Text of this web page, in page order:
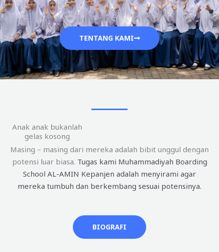
TENTANG KAMI
Anak anak bukanlah
gelas kosong
Masing – masing dari mereka adalah bibit unggul dengan
potensi luar biasa. Tugas kami Muhammadiyah Boarding
School AL-AMIN Kepanjen adalah menyirami agar
mereka tumbuh dan berkembang sesuai potensinya.
BIOGRAFI